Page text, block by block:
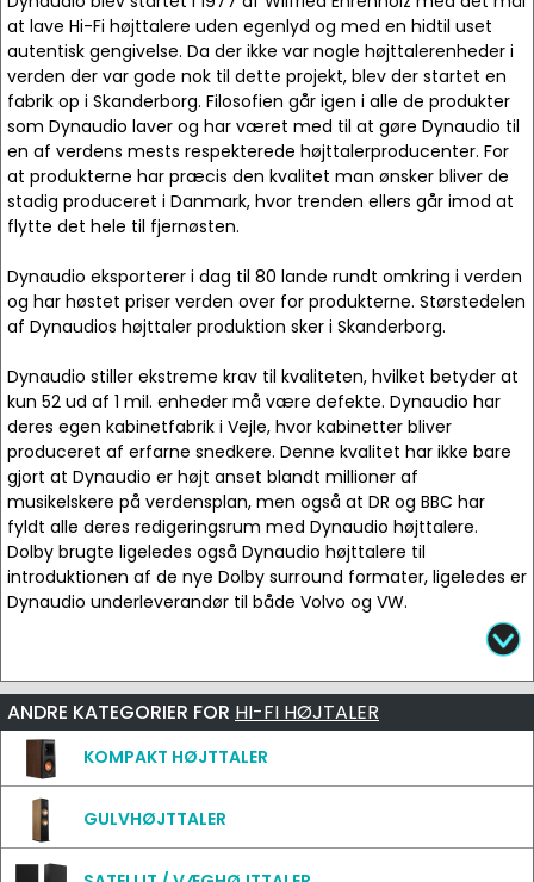
at lave Hi-Fi højttalere uden egenlyd og med en hidtil uset
autentisk gengivelse. Da der ikke var nogle højttalerenheder i
verden der var gode nok til dette projekt, blev der startet en
fabrik op i Skanderborg. Filosofien går igen i alle de produkter
som Dynaudio laver og har været med til at gøre Dynaudio til
en af verdens mests respekterede højttalerproducenter. For
at produkterne har præcis den kvalitet man ønsker bliver de
stadig produceret i Danmark, hvor trenden ellers går imod at
flytte det hele til fjernøsten.
Dynaudio eksporterer i dag til 80 lande rundt omkring i verden
og har høstet priser verden over for produkterne. Størstedelen
af Dynaudios højttaler produktion sker i Skanderborg.
Dynaudio stiller ekstreme krav til kvaliteten, hvilket betyder at
kun 52 ud af 1 mil. enheder må være defekte. Dynaudio har
deres egen kabinetfabrik i Vejle, hvor kabinetter bliver
produceret af erfarne snedkere. Denne kvalitet har ikke bare
gjort at Dynaudio er højt anset blandt millioner af
musikelskere på verdensplan, men også at DR og BBC har
fyldt alle deres redigeringsrum med Dynaudio højttalere.
Dolby brugte ligeledes også Dynaudio højttalere til
introduktionen af de nye Dolby surround formater, ligeledes er
Dynaudio underleverandør til både Volvo og VW.
ANDRE KATEGORIER FOR HI-FI HØJTALER
KOMPAKT HØJTTALER
GULVHØJTTALER